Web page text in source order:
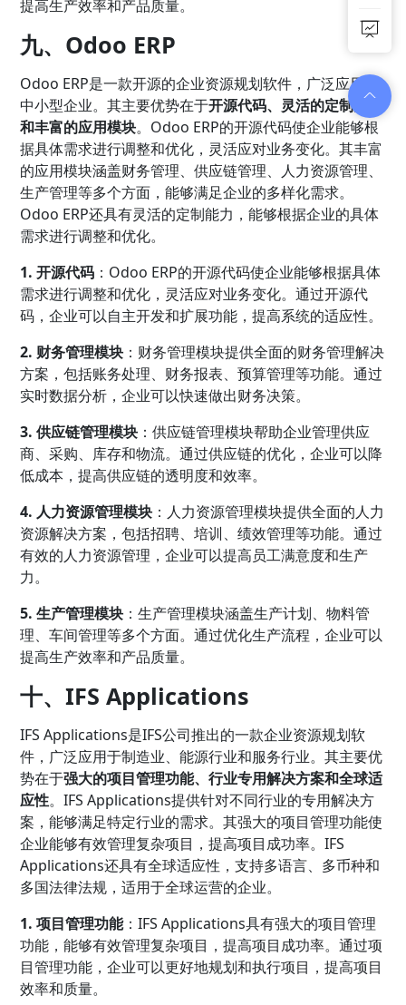
提高生产效率和产品质量。
九、Odoo ERP
Odoo ERP是一款开源的企业资源规划软件，广泛应用于
中小型企业。其主要优势在于开源代码、灵活的定制能力
和丰富的应用模块。Odoo ERP的开源代码使企业能够根
据具体需求进行调整和优化，灵活应对业务变化。其丰富
的应用模块涵盖财务管理、供应链管理、人力资源管理、
生产管理等多个方面，能够满足企业的多样化需求。
Odoo ERP还具有灵活的定制能力，能够根据企业的具体
需求进行调整和优化。
1. 开源代码 ：Odoo ERP的开源代码使企业能够根据具体
需求进行调整和优化，灵活应对业务变化。通过开源代
码，企业可以自主开发和扩展功能，提高系统的适应性。
2. 财务管理模块 ：财务管理模块提供全面的财务管理解决
方案，包括账务处理、财务报表、预算管理等功能。通过
实时数据分析，企业可以快速做出财务决策。
3. 供应链管理模块 ：供应链管理模块帮助企业管理供应
商、采购、库存和物流。通过供应链的优化，企业可以降
低成本，提高供应链的透明度和效率。
4. 人力资源管理模块 ：人力资源管理模块提供全面的人力
资源解决方案，包括招聘、培训、绩效管理等功能。通过
有效的人力资源管理，企业可以提高员工满意度和生产
力。
5. 生产管理模块 ：生产管理模块涵盖生产计划、物料管
理、车间管理等多个方面。通过优化生产流程，企业可以
提高生产效率和产品质量。
十、IFS Applications
IFS Applications是IFS公司推出的一款企业资源规划软
件，广泛应用于制造业、能源行业和服务行业。其主要优
势在于强大的项目管理功能、行业专用解决方案和全球适
应性。IFS Applications提供针对不同行业的专用解决方
案，能够满足特定行业的需求。其强大的项目管理功能使
企业能够有效管理复杂项目，提高项目成功率。IFS
Applications还具有全球适应性，支持多语言、多币种和
多国法律法规，适用于全球运营的企业。
1. 项目管理功能：IFS Applications具有强大的项目管理
功能，能够有效管理复杂项目，提高项目成功率。通过项
目管理功能，企业可以更好地规划和执行项目，提高项目
效率和质量。